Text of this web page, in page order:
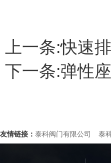
上一条:快速
下一条:弹性
友情链接： 泰科阀门有限公司 泰